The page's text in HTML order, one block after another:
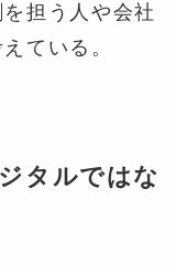
担う人や会社
ている。
タルではな